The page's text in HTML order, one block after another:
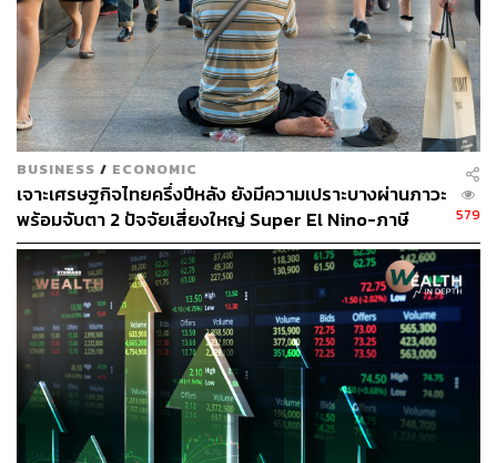
BUSINESS / ECONOMIC
เจาะเศรษฐกิจไทยครึ่งปีหลัง ยังมีความเปราะบางผ่านภาวะ
พร้อมจับตา 2 ปัจจัยเสี่ยงใหญ่ Super El Nino-ภาษี
สหรัฐฯ
579